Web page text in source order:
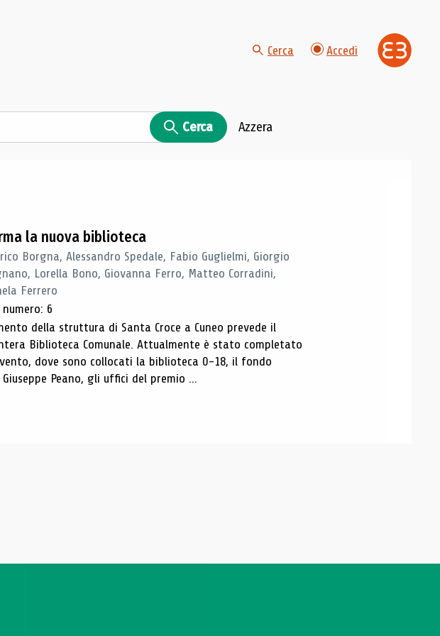
Cerca Accedi
Cerca Azzera
la nuova biblioteca
Borgna, Alessandro Spedale, Fabio Guglielmi, Giorgio
Lorella Bono, Giovanna Ferro, Matteo Corradini,
Ferrero
6
della struttura di Santa Croce a Cuneo prevede il
Biblioteca Comunale. Attualmente è stato completato
dove sono collocati la biblioteca 0-18, il fondo
Peano, gli uffici del premio ...